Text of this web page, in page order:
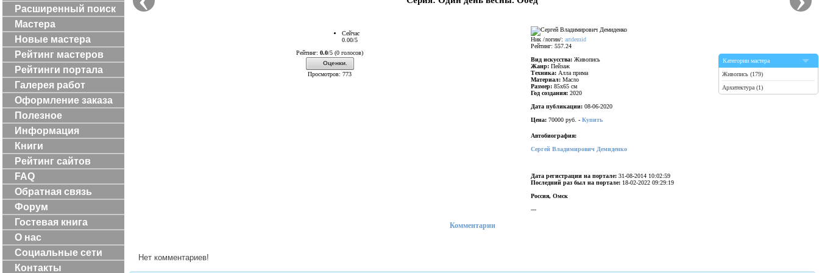
Расширенный поиск
Мастера
Новые мастера
Рейтинг мастеров
Рейтинги портала
Галерея работ
Оформление заказа
Полезное
Информация
Книги
Рейтинг сайтов
FAQ
Обратная связь
Форум
Гостевая книга
О нас
Социальные сети
Контакты
Сейчас
0.00/5
Рейтинг: 0.0/5 (0 голосов)
Оценки.
Просмотров: 773
Ник /логин/: artdemid
Рейтинг: 557.24
Вид искусства: Живопись
Жанр: Пейзаж
Техника: Алла прима
Материал: Масло
Размер: 85x65 см
Год создания: 2020
Дата публикации: 08-06-2020
Цена: 70000 руб. - Купить
Категории мастера
Живопись (179)
Архитектура (1)
Автобиография:
Сергей Владимирович Демиденко
Дата регистрации на портале: 31-08-2014 10:02:59
Последний раз был на портале: 18-02-2022 09:29:19
Россия, Омск
---
Комментарии
Нет комментариев!